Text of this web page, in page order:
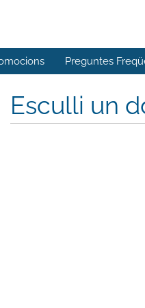
Preguntes
Esculli un